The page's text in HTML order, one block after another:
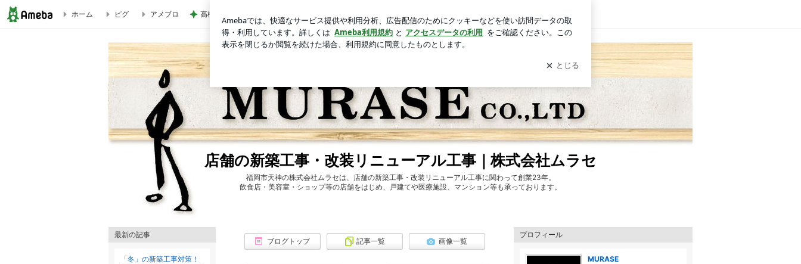
MURASEがある新天町でクリスマス抽選会開催中！ | 店舗の新築工事・改装リニューアル工事｜株式会社ムラセ
ホーム ピグ アメブロ 高橋英樹 ローストビーフとコロッケ ログイン
店舗の新築工事・改装リニューアル工事｜株式会社ムラセ
福岡市天神の株式会社ムラセは、店舗の新築工事・改装リニューアル工事に関わって創業23年。
飲食店・美容室・ショップ等の店舗をはじめ、戸建てや医療施設、マンション等も承っております。
ブログトップ 記事一覧 画像一覧
プロフィール
MURASE
最新の記事
「冬」の新築工事対策！